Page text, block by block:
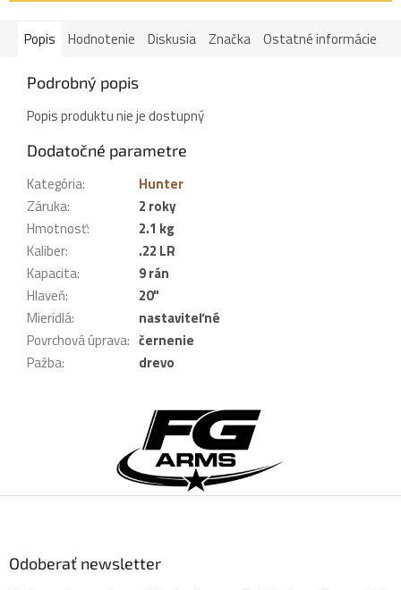
Popis Hodnotenie Diskusia Značka Ostatné informácie
Podrobný popis
Popis produktu nie je dostupný
Dodatočné parametre
Kategória:
Hunter
Záruka:
2 roky
Hmotnosť:
2.1 kg
Kaliber:
.22 LR
Kapacita:
9 rán
Hlaveň:
20"
Mieridlá:
nastaviteľné
Povrchová úprava: černenie
Pažba: drevo
t
Odoberať newsletter